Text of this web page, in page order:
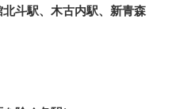
斗駅、木古内駅、新青森